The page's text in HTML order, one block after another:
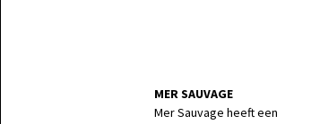
MER SAUVAGE
Mer Sauvage heeft een